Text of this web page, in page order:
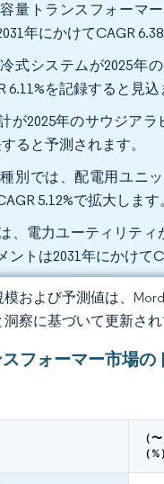
量トランスフォーマ
年にかけてCAGR
式システムが2025年
6.11%を記録すると見込
が2025年のサウジア
ると予測されます。
別では、配電用ユニ
5.12%で拡大します
、電力ユーティリティ
トは2031年にかけて
および予測値は、
察に基づいて更新され
フォーマー市場の
（
（%